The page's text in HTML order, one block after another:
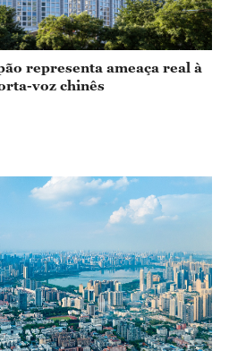
representa ameaça real à
voz chinês